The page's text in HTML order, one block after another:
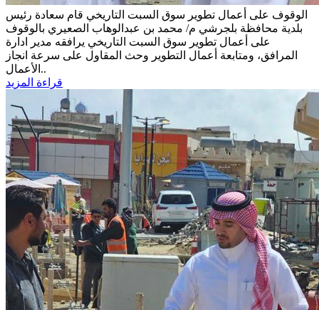
الوقوف على أعمال تطوير سوق السبت التاريخي قام سعادة رئيس
بلدية محافظة بلجرشي م/ محمد بن عبدالوهاب الصعيري بالوقوف
على أعمال تطوير سوق السبت التاريخي يرافقه مدير ادارة
المرافق، ومتابعة أعمال التطوير وحث المقاول على سرعة انجاز
الأعمال..
قراءة المزيد